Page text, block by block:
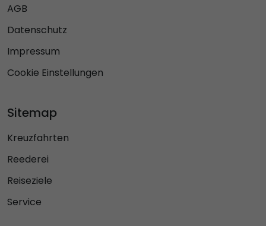
AGB
Datenschutz
Impressum
Cookie Einstellungen
Sitemap
Kreuzfahrten
Reederei
Reiseziele
Service